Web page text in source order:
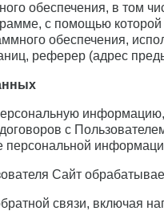
обеспечения, в том
с помощью
обеспечения,
реферер (адрес
с
персональной
Сайт
связи, включая